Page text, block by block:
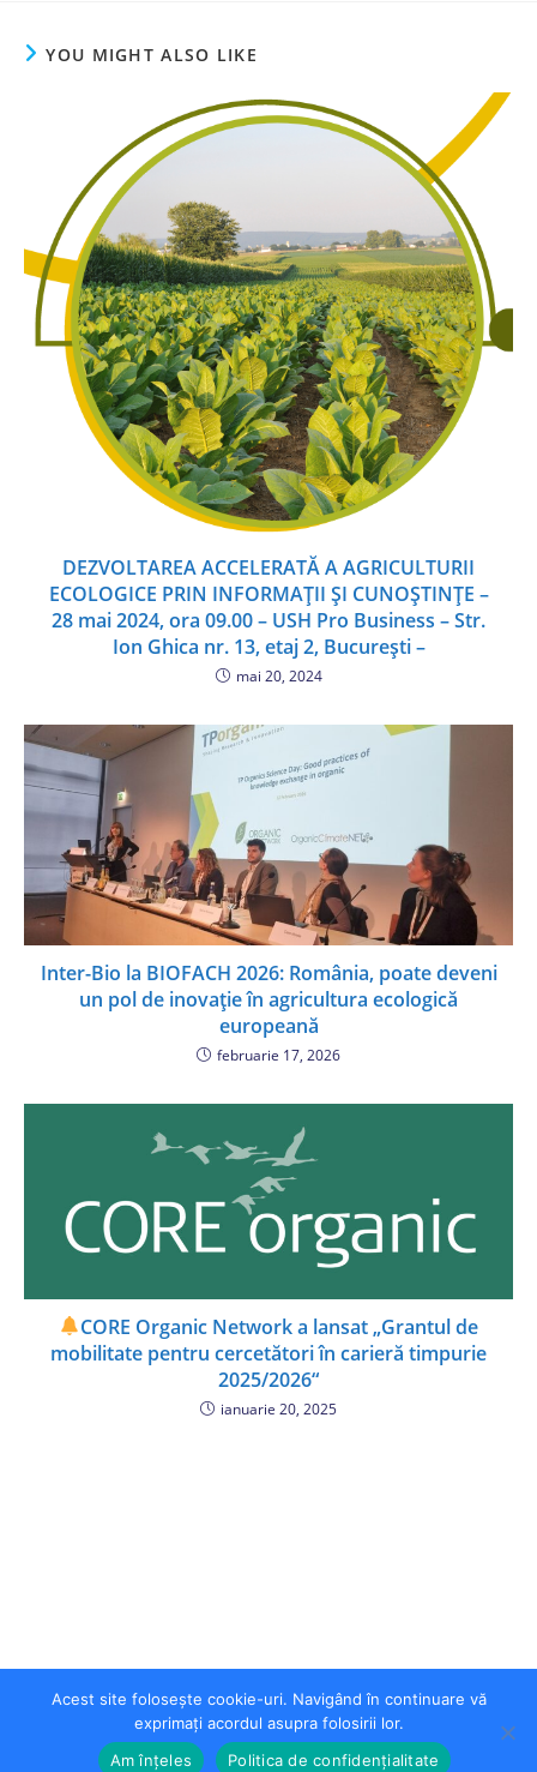
YOU MIGHT ALSO LIKE
DEZVOLTAREA ACCELERATĂ A AGRICULTURII
ECOLOGICE PRIN INFORMAȚII ȘI CUNOȘTINȚE –
28 mai 2024, ora 09.00 – USH Pro Business – Str.
Ion Ghica nr. 13, etaj 2, București –
mai 20, 2024
Inter-Bio la BIOFACH 2026: România, poate deveni
un pol de inovație în agricultura ecologică
europeană
februarie 17, 2026
CORE Organic Network a lansat „Grantul de
mobilitate pentru cercetători în carieră timpurie
2025/2026“
ianuarie 20, 2025
Acest site folosește cookie-uri. Navigând în continuare vă
exprimați acordul asupra folosirii lor.
Am înțeles
Politica de confidențialitate